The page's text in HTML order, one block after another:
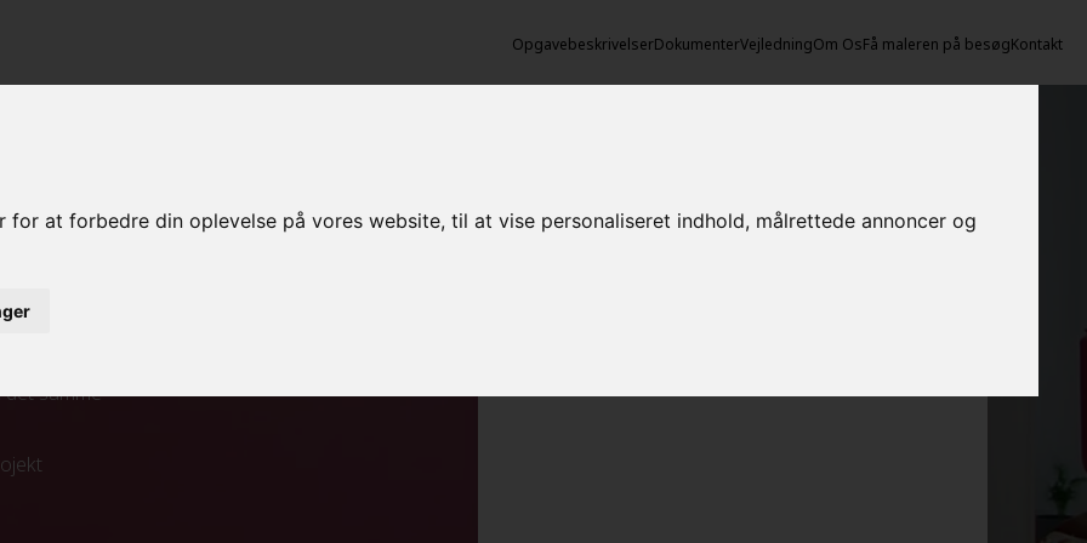
at forbedre din oplevelse på vores website, til at vise personaliseret indhold, målrettede annoncer og
OpgavebeskrivelserDokumenterVejledningOm OsFå maleren på besøgKontakt
det samme